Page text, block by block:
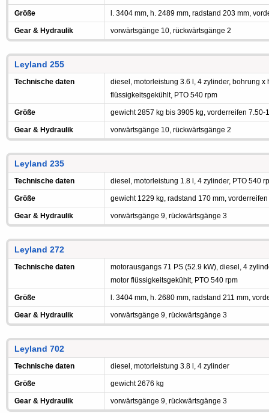
Größe l. 3404 mm, h. 2489 mm, radstand 203 mm,
Gear & Hydraulik vorwärtsgänge 10, rückwärtsgänge 2
Leyland 255
Technische daten
diesel, motorleistung 3.6 l, 4 zylinder, bohrung x
flüssigkeitsgekühlt, PTO 540 rpm
Größe gewicht 2857 kg bis 3905 kg, vorderreifen 7.50-
Gear & Hydraulik vorwärtsgänge 10, rückwärtsgänge 2
Leyland 235
Technische daten diesel, motorleistung 1.8 l, 4 zylinder, PTO 540
Größe gewicht 1229 kg, radstand 170 mm,
Gear & Hydraulik vorwärtsgänge 9, rückwärtsgänge 3
Leyland 272
Technische daten
motorausgangs 71 PS (52.9 kW), diesel, 4
motor flüssigkeitsgekühlt, PTO 540 rpm
Größe l. 3404 mm, h. 2680 mm, radstand 211 mm,
Gear & Hydraulik vorwärtsgänge 9, rückwärtsgänge 3
Leyland 702
Technische daten diesel, motorleistung 3.8 l, 4 zylinder
Größe gewicht 2676 kg
Gear & Hydraulik vorwärtsgänge 9, rückwärtsgänge 3